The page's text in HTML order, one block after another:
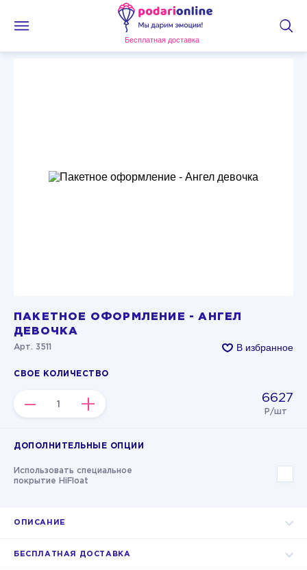
Бесплатная доставка
ПАКЕТНОЕ ОФОРМЛЕНИЕ - АНГЕЛ
ДЕВОЧКА
Арт. 3511 В избранное
СВОЕ КОЛИЧЕСТВО
– + 6627
Р/шт
ДОПОЛНИТЕЛЬНЫЕ ОПЦИИ
Использовать специальное
покрытие HiFloat
ОПИСАНИЕ
БЕСПЛАТНАЯ ДОСТАВКА